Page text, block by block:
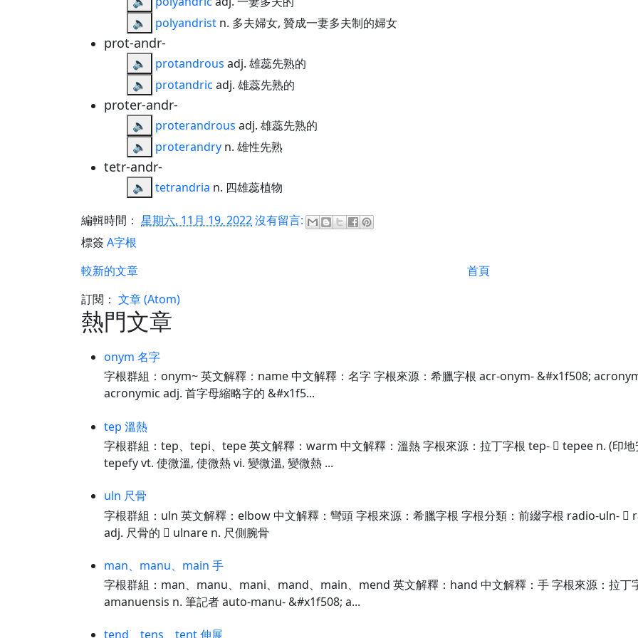
🔈
polyandrist n. 多夫婦女, 贊成一妻多夫制的婦女
prot-andr-
🔈 protandrous adj. 雄蕊先熟的
🔈
protandric adj. 雄蕊先熟的
proter-andr-
🔈 proterandrous adj. 雄蕊先熟的
🔈
proterandry n. 雄性先熟
tetr-andr-
🔈 tetrandria n. 四雄蕊植物
編輯時間： 星期六, 11月 19, 2022沒有留言:
標簽 A字根
較新的文章
首頁
訂閱： 文章 (Atom)
熱門文章
onym 名字
字根群組：onym~ 英文解釋：name 中文解釋：名字 字根來源：希臘字根 acr-onym- &#x1f508;
acronymic adj. 首字母縮略字的 &#x1f5...
tep 溫熱
字根群組：tep、tepi、tepe 英文解釋：warm 中文解釋：溫熱 字根來源：拉丁字根 tep-  tepee n. (印
tepefy vt. 使微溫, 使微熱 vi. 變微溫, 變微熱 ...
uln 尺骨
字根群組：uln 英文解釋：elbow 中文解釋：彎頭 字根來源：希臘字根 字根分類：前綴字根 radio-uln-
adj. 尺骨的  ulnare n. 尺側腕骨
man、manu、main 手
字根群組：man、manu、mani、mand、main、mend 英文解釋：hand 中文解釋：手 字根來源：拉丁
amanuensis n. 筆記者 auto-manu- &#x1f508; a...
tend、tens、tent 伸展